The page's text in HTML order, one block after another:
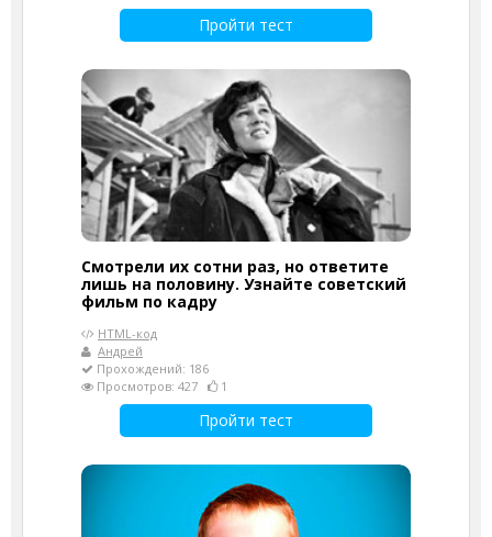
Пройти тест
Смотрели их сотни раз, но ответите
лишь на половину. Узнайте советский
фильм по кадру
HTML-код
Андрей
Прохождений: 186
Просмотров: 427
1
Пройти тест